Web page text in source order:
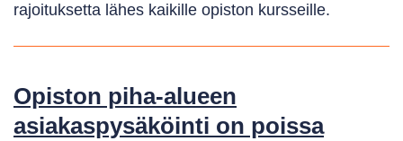
rajoituksetta lähes kaikille opiston kursseille.
Opiston piha-alueen
asiakaspysäköinti on poissa